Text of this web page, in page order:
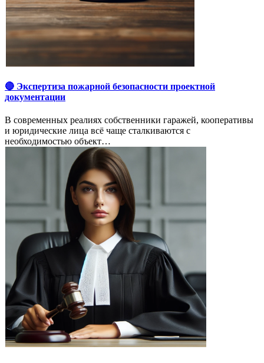
🔴 Экспертиза пожарной безопасности проектной
документации
В современных реалиях собственники гаражей, кооперативы
и юридические лица всё чаще сталкиваются с
необходимостью объект…